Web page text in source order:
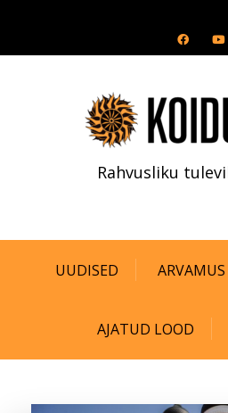
i
e
Rahvusliku
UUDISED ARVAMUS
AJATUD LOOD